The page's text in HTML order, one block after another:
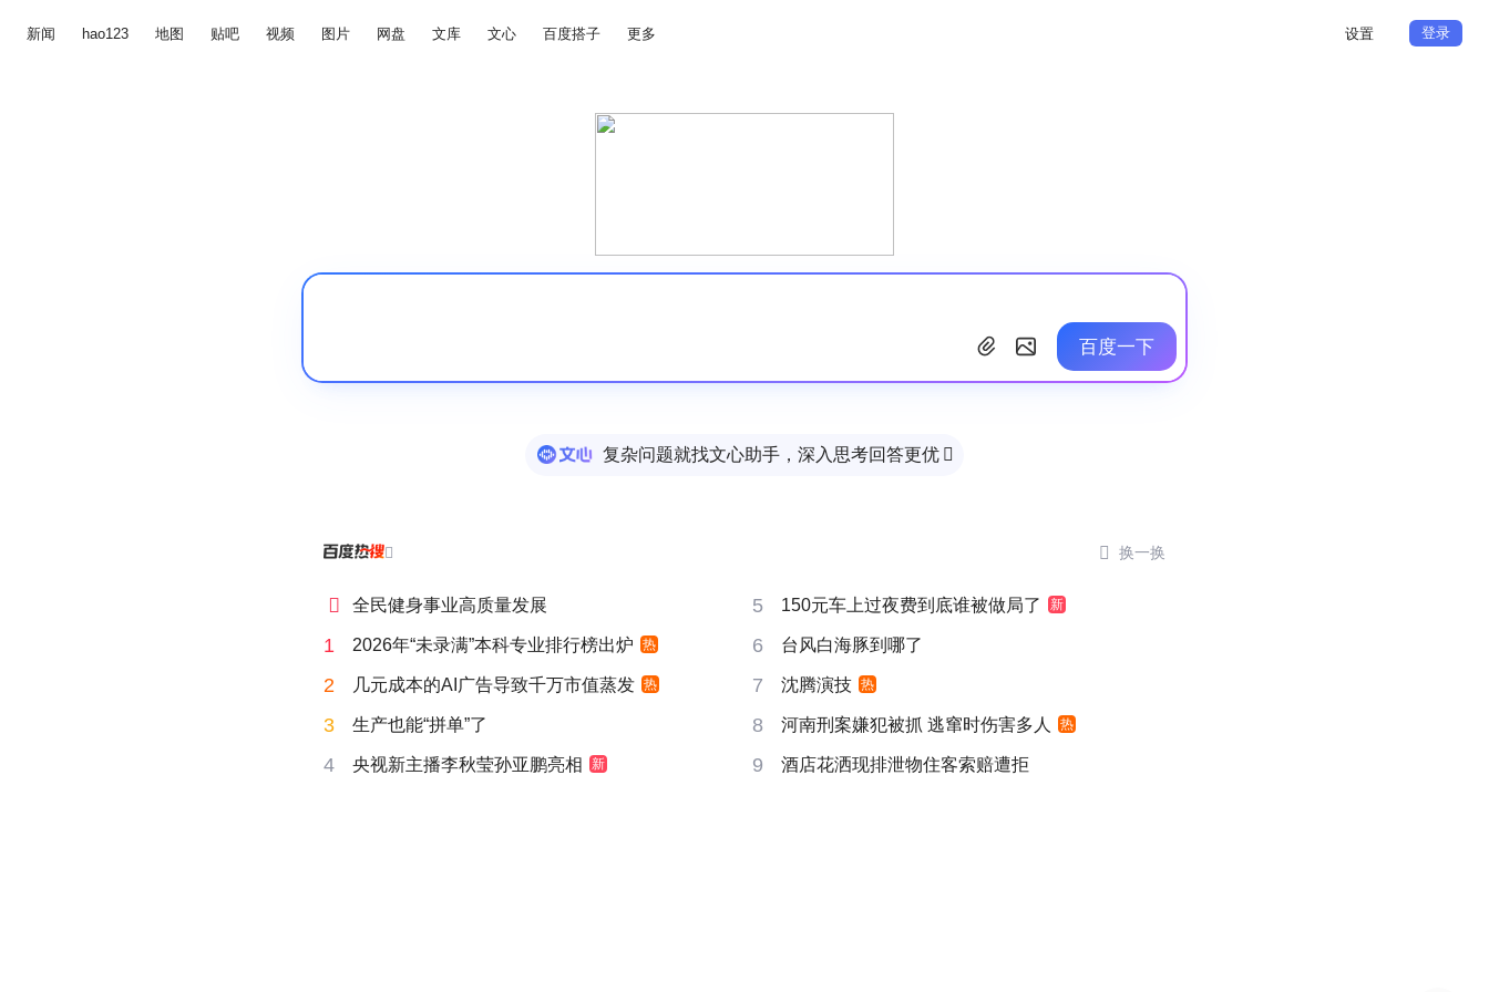
新闻 hao123 地图 贴吧 视频 图片 网盘 文库 文心 百度搭子 更多 设置 登录
百度一下
复杂问题就找文心助手，深入思考回答更优 
  换一换
 全民健身事业高质量发展 5 150元车上过夜费到底谁被做局了 新
1 2026年“未录满”本科专业排行榜出炉 热 6 台风白海豚到哪了
2 几元成本的AI广告导致千万市值蒸发 热 7 沈腾演技 热
3 生产也能“拼单”了 8 河南刑案嫌犯被抓 逃窜时伤害多人 热
4 央视新主播李秋莹孙亚鹏亮相 新 9 酒店花洒现排泄物住客索赔遭拒